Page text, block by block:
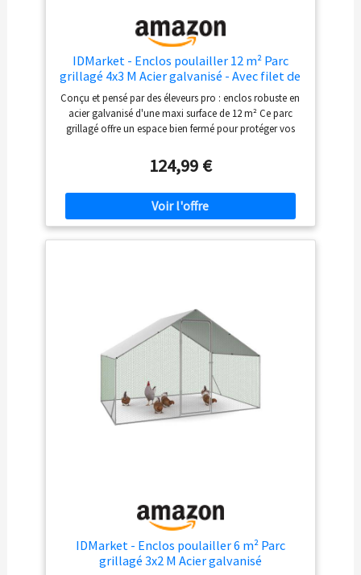
IDMarket - Enclos poulailler 12 m² Parc
grillagé 4x3 M Acier galvanisé - Avec filet de
toit
Conçu et pensé par des éleveurs pro : enclos robuste en
acier galvanisé d'une maxi surface de 12 m² Ce parc
grillagé offre un espace bien fermé pour protéger vos
c'est l'habitat idéal pour une dizaine de poules Équipé
d'une bâche de toit waterproof et anti-UV, cette volière
offre une partie ombragée optimale Diamètre des tubes
de la structure : 19 MM. Longueur 4 x largeur 3 x hauteur
2 M
124,99 €
IDMarket - Enclos poulailler 6 m² Parc
grillagé 3x2 M Acier galvanisé